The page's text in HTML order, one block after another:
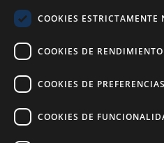
Acuerdo de licencia de
Aviso legal
Política de uso aceptable
Empresa
Acerca de nosotros
Blog
Pruebas de confiabilidad y
COOKIES ESTRICTAMENTE
COOKIES DE RENDIMIENTO
COOKIES DE PREFERENCIAS
COOKIES DE